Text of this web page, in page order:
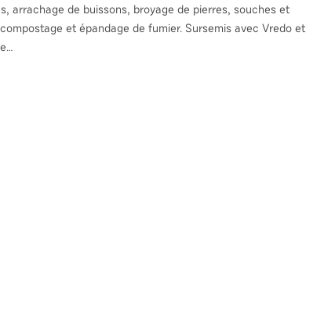
arrachage de buissons, broyage de pierres, souches et
et épandage de fumier. Sursemis avec Vredo et